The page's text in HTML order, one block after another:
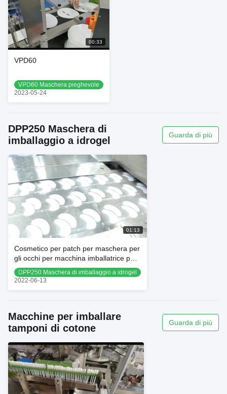
00:33
VPD60
VPD60 Maschera pieghevole
2023-05-24
DPP250 Maschera di
imballaggio a idrogel
Guarda di più
01:13
Cosmetico per patch per maschera per
gli occhi per macchina imballatrice per
riempimento di gel Aquogel
DPP250 Maschera di imballaggio a idrogel
2022-06-13
Macchine per imballare
tamponi di cotone
Guarda di più